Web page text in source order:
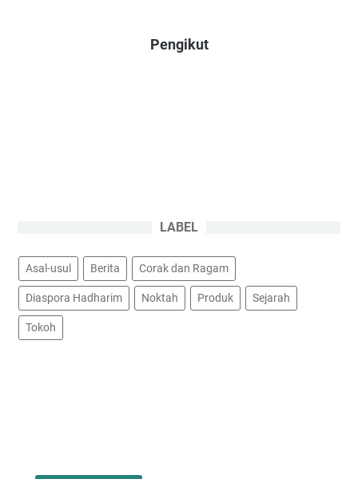
Pengikut
LABEL
Asal-usul Berita Corak dan Ragam
Diaspora Hadharim Noktah Produk Sejarah
Tokoh